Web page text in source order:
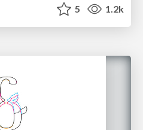
5 1.2k